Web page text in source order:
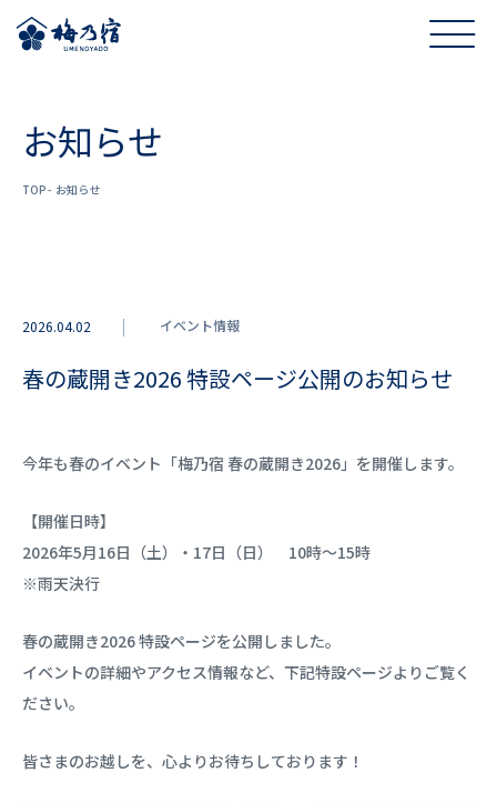
お知らせ
TOP お知らせ
2026.04.02 イベント情報
春の蔵開き2026 特設ページ公開のお知らせ
今年も春のイベント「梅乃宿 春の蔵開き2026」を開催します。
【開催日時】
2026年5月16日（土）・17日（日） 10時～15時
※雨天決行
春の蔵開き2026 特設ページを公開しました。
イベントの詳細やアクセス情報など、下記特設ページよりご覧く
ださい。
皆さまのお越しを、心よりお待ちしております！